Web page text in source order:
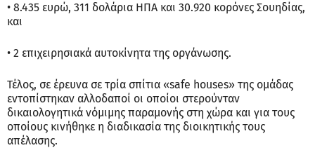
• 8.435 ευρώ, 311 δολάρια ΗΠΑ και 30.920 κορόνες Σουηδίας,
και
• 2 επιχειρησιακά αυτοκίνητα της οργάνωσης.
Τέλος, σε έρευνα σε τρία σπίτια «safe houses» της ομάδας
εντοπίστηκαν αλλοδαποί οι οποίοι στερούνταν
δικαιολογητικά νόμιμης παραμονής στη χώρα και για τους
οποίους κινήθηκε η διαδικασία της διοικητικής τους
απέλασης.